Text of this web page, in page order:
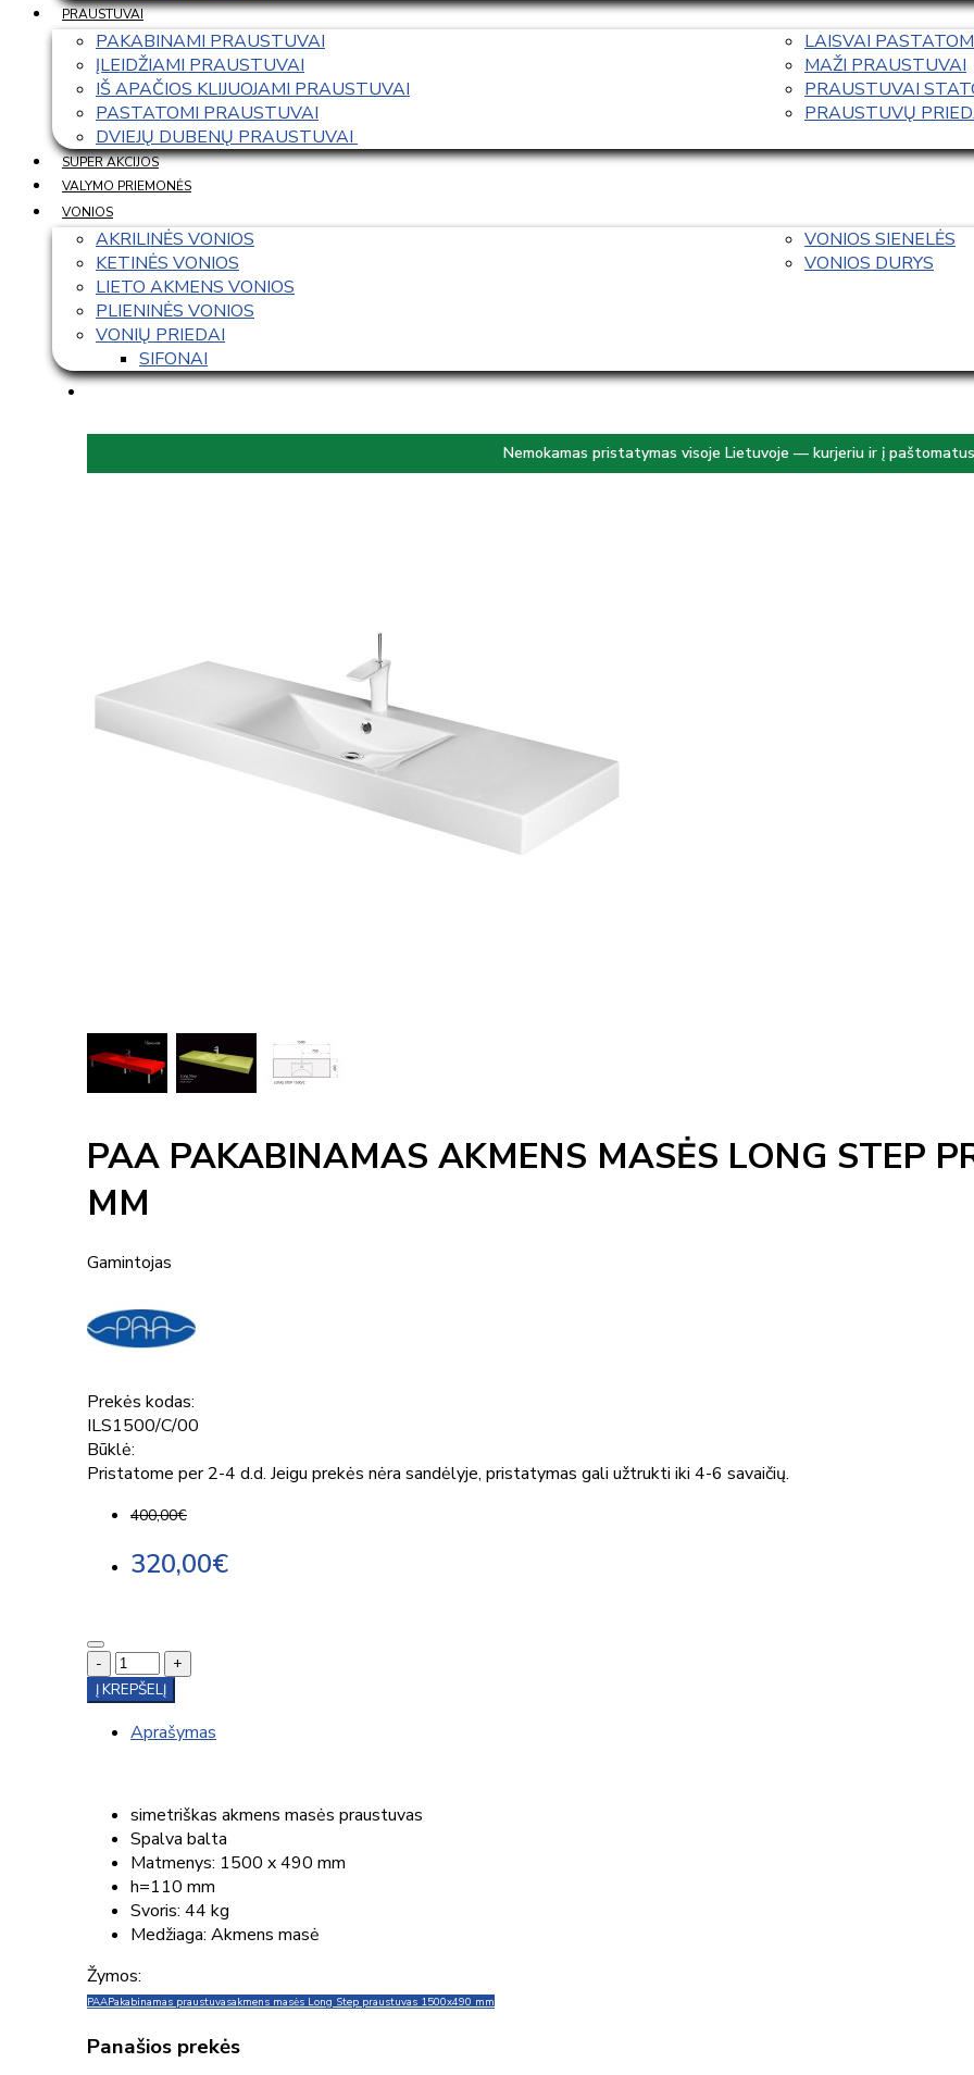
PRAUSTUVAI
PAKABINAMI PRAUSTUVAI
ĮLEIDŽIAMI PRAUSTUVAI
IŠ APAČIOS KLIJUOJAMI PRAUSTUVAI
PASTATOMI PRAUSTUVAI
DVIEJŲ DUBENŲ PRAUSTUVAI
LAISVAI
MAŽI PRAUSTUVAI
PRAUSTUVAI
PRAUSTUVŲ
SUPER AKCIJOS
VALYMO PRIEMONĖS
VONIOS
AKRILINĖS VONIOS
KETINĖS VONIOS
LIETO AKMENS VONIOS
PLIENINĖS VONIOS
VONIŲ PRIEDAI
SIFONAI
VONIOS SIENELĖS
VONIOS DURYS
Nemokamas pristatymas visoje Lietuvoje — kurjeriu ir į paštomatus
PAA PAKABINAMAS AKMENS MASĖS LONG STEP
MM
Gamintojas
Prekės kodas:
ILS1500/C/00
Būklė:
Pristatome per 2-4 d.d. Jeigu prekės nėra sandėlyje, pristatymas gali užtrukti iki 4-6 savaičių.
400,00€
320,00€
-
+
Į KREPŠELĮ
Aprašymas
simetriškas akmens masės praustuvas
Spalva balta
Matmenys: 1500 x 490 mm
h=110 mm
Svoris: 44 kg
Medžiaga: Akmens masė
Žymos:
PAAPakabinamas praustuvasakmens masės Long Step praustuvas 1500x490 mm
Panašios prekės